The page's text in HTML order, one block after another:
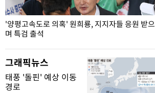
'양평고속도로 의혹' 원희룡, 지지자들 응원 받으
며 특검 출석
그래픽뉴스
태풍 '돌핀' 예상 이동
경로